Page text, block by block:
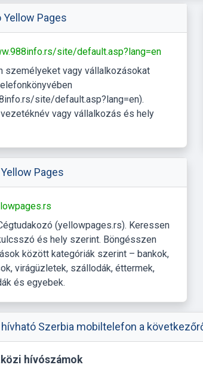
Yellow Pages
site/default.asp?lang=en
személyeket vagy vállalkozásokat
site/default.asp?lang=en).
vagy vállalkozás és hely
Pages
(yellowpages.rs). Keressen
és hely szerint. Böngésszen
között kategóriák szerint – bankok,
virágüzletek, szállodák, éttermek,
és egyebek.
Szerbia mobiltelefon a
hívószámok